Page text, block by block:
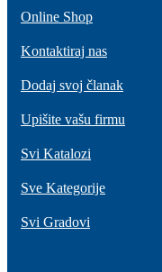
Online Shop
Kontaktiraj nas
Dodaj svoj članak
Upišite vašu firmu
Svi Katalozi
Sve Kategorije
Svi Gradovi